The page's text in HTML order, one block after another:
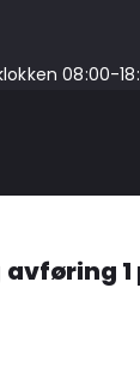
08:00-
1